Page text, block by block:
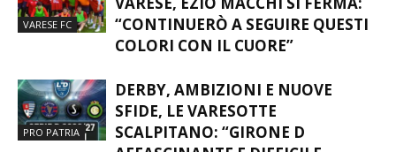
DOPO 17 ANNI AL FIANCO DEL
VARESE, EZIO MACCHI SI FERMA:
“CONTINUERÒ A SEGUIRE QUESTI
DERBY, AMBIZIONI E NUOVE
SFIDE, LE VARESOTTE